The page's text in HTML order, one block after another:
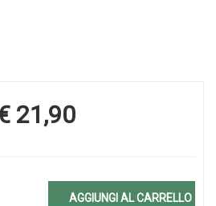
Prezzo
21,90
AGGIUNGI AL CARRELLO